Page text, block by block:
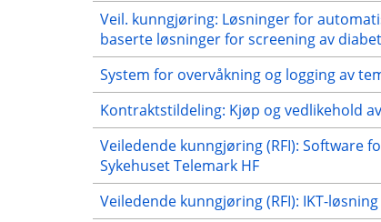
Veil. kunngjøring: Løsninger for
baserte løsninger for screening av
System for overvåkning og logging av
Kontraktstildeling: Kjøp og vedlikehold
Veiledende kunngjøring (RFI): Software
Sykehuset Telemark HF
Veiledende kunngjøring (RFI): IKT-